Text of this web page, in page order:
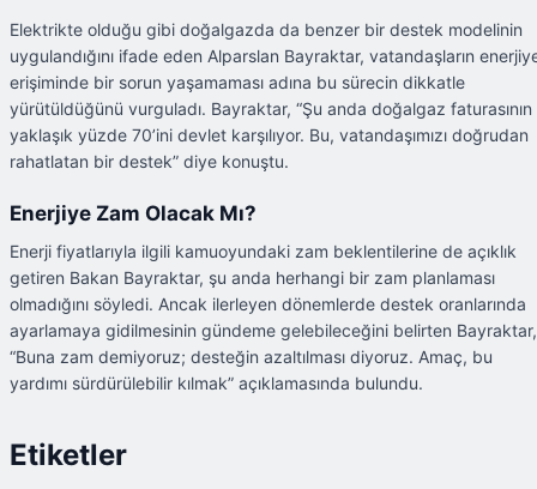
Elektrikte olduğu gibi doğalgazda da benzer bir destek modelinin
uygulandığını ifade eden Alparslan Bayraktar, vatandaşların
erişiminde bir sorun yaşamaması adına bu sürecin dikkatle
yürütüldüğünü vurguladı. Bayraktar, “Şu anda doğalgaz faturasının
yaklaşık yüzde 70’ini devlet karşılıyor. Bu, vatandaşımızı doğrudan
rahatlatan bir destek” diye konuştu.
Enerjiye Zam Olacak Mı?
Enerji fiyatlarıyla ilgili kamuoyundaki zam beklentilerine de açıklık
getiren Bakan Bayraktar, şu anda herhangi bir zam planlaması
olmadığını söyledi. Ancak ilerleyen dönemlerde destek oranlarında
ayarlamaya gidilmesinin gündeme gelebileceğini belirten Bayraktar,
“Buna zam demiyoruz; desteğin azaltılması diyoruz. Amaç, bu
yardımı sürdürülebilir kılmak” açıklamasında bulundu.
Etiketler